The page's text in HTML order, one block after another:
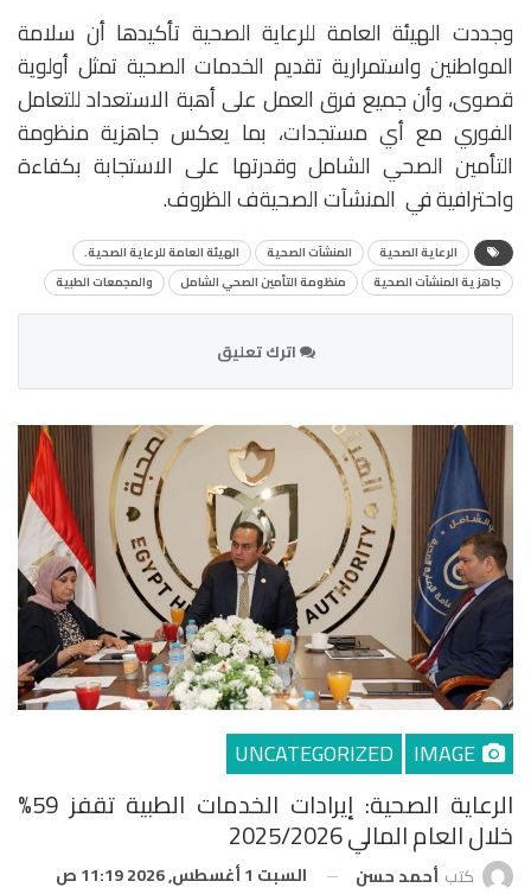
وجددت الهيئة العامة للرعاية الصحية تأكيدها أن سلامة
المواطنين واستمرارية تقديم الخدمات الصحية تمثل أولوية
قصوى، وأن جميع فرق العمل على أهبة الاستعداد للتعامل
الفوري مع أي مستجدات، بما يعكس جاهزية منظومة
التأمين الصحي الشامل وقدرتها على الاستجابة بكفاءة
واحترافية في المنشآت الصحيةف الظروف.
الرعاية الصحية المنشآت الصحية
الهيئة العامة للرعاية الصحية.
جاهزية المنشآت الصحية
منظومة التأمين الصحي الشامل والمجمعات الطبية
اترك تعليق
UNCATEGORIZED
الرعاية الصحية: إيرادات الخدمات الطبية تقفز 59%
خلال العام المالي 2025/2026
كتب أحمد حسن السبت 1 أغسطس, 2026 11:19 ص